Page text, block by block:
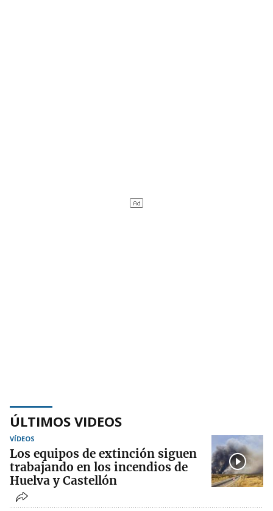
ÚLTIMOS VIDEOS
VÍDEOS
Los equipos de extinción siguen
trabajando en los incendios de
Huelva y Castellón